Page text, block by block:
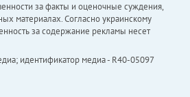
за факты и оценочные суждения,
материалах. Согласно украинскому
за содержание рекламы несет
идентификатор медиа - R40-05097